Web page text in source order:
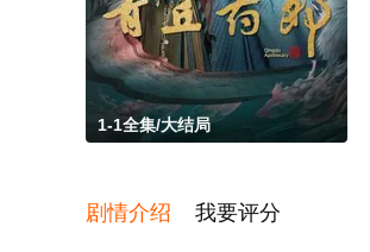
1-1全集/大结局
剧情介绍 我要评分